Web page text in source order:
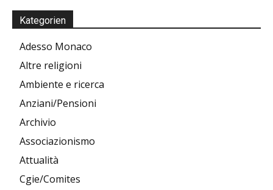
Kategorien
Adesso Monaco
Altre religioni
Ambiente e ricerca
Anziani/Pensioni
Archivio
Associazionismo
Attualità
Cgie/Comites